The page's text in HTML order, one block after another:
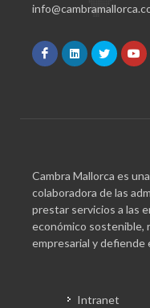
Cambra Mallorca es
colaboradora de las
prestar servicios a las
económico sostenible,
empresarial y defiende
Intranet